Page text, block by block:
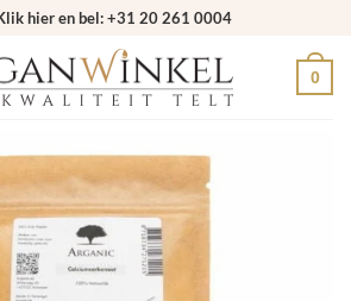
hier en bel: +31 20 261 0004
0